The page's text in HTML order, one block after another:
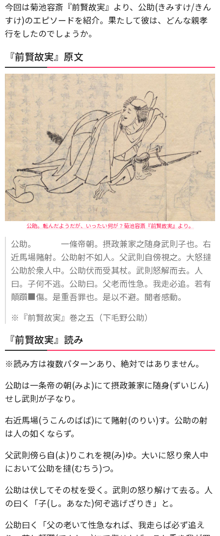
今回は菊池容斎『前賢故実』より、公助(きみすけ/きん
すけ)のエピソードを紹介。果たして彼は、どんな親孝
行をしたのでしょうか。
『前賢故実』原文
公助。転んだようだが、いったい何が？菊池容斎『前賢故実』より。
公助。 一條帝朝。摂政兼家之随身武則子也。右
近馬場賭射。公助射不如人。父武則自傍視之。大怒撻
公助於衆人中。公助伏而受其杖。武則怒解而去。人
曰。子何不逃。公助曰。父老而性急。我走必追。若有
顛躓■傷。是重吾罪也。是以不避。聞者感動。
※『前賢故実』巻之五（下毛野公助）
『前賢故実』読み
※読み方は複数パターンあり、絶対ではありません。
公助は一条帝の朝(みよ)にて摂政兼家に随身(ずいじん)
せし武則が子なり。
右近馬場(うこんのばば)にて賭射(のりい)す。公助の射
は人の如くならず。
父武則傍ら自(よ)りこれを視(み)ゆ。大いに怒り衆人中
において公助を撻(むちう)つ。
公助は伏してその杖を受く。武則の怒り解けて去る。人
の曰く「子(し。あなた)何ぞ逃げざりき」と。
公助曰く「父の老いて性急なれば、我走らば必ず追え